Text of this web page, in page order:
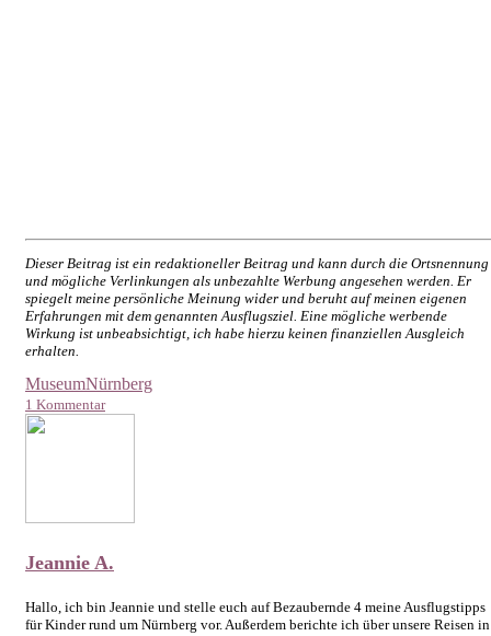
Dieser Beitrag ist ein redaktioneller Beitrag und kann durch die Ortsnennung
und mögliche Verlinkungen als unbezahlte Werbung angesehen werden. Er
spiegelt meine persönliche Meinung wider und beruht auf meinen eigenen
Erfahrungen mit dem genannten Ausflugsziel. Eine mögliche werbende
Wirkung ist unbeabsichtigt, ich habe hierzu keinen finanziellen Ausgleich
erhalten.
MuseumNürnberg
1 Kommentar
Jeannie A.
Hallo, ich bin Jeannie und stelle euch auf Bezaubernde 4 meine Ausflugstipps
für Kinder rund um Nürnberg vor. Außerdem berichte ich über unsere Reisen in